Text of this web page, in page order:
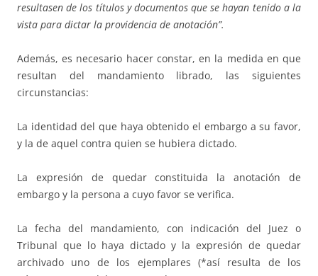
resultasen de los títulos y documentos que se hayan tenido a la
vista para dictar la providencia de anotación”.
Además, es necesario hacer constar, en la medida en que
resultan del mandamiento librado, las siguientes
circunstancias:
La identidad del que haya obtenido el embargo a su favor,
y la de aquel contra quien se hubiera dictado.
La expresión de quedar constituida la anotación de
embargo y la persona a cuyo favor se verifica.
La fecha del mandamiento, con indicación del Juez o
Tribunal que lo haya dictado y la expresión de quedar
archivado uno de los ejemplares (*así resulta de los